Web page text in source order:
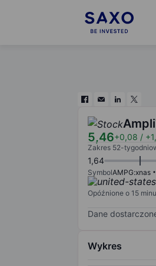
5,46+0,08 /
Zakres 52-
1,64
SymbolAMPG:xnas
Opóźnione o 15
Dane
Wykres